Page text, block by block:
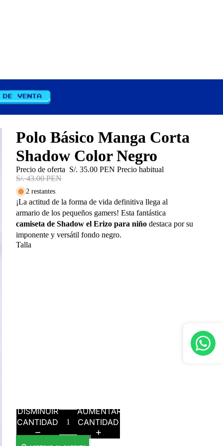
Polo Básico Manga Corta
Shadow Color Negro
Precio de oferta S/. 35.00 PEN Precio habitual
S/. 43.00 PEN
2 restantes
¡La actitud de la forma de vida definitiva llega al
armario de los pequeños gamers! Esta fantástica
camiseta de Shadow el Erizo para niñodestaca por su
imponente y versátil fondo negro.
Talla
DISMINUIR
CANTIDAD
AUMENTAR
CANTIDAD